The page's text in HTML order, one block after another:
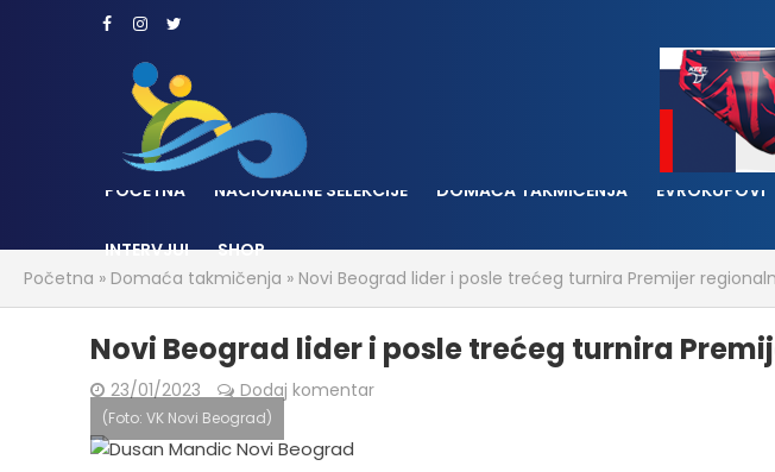
POČETNA NACIONALNE SELEKCIJE DOMAĆA TAKMIČENJA EVROKUPOVI
INTERVJUI
SHOP
Početna » Domaća takmičenja » Novi Beograd lider i posle trećeg turnira Premijer
Novi Beograd lider i posle trećeg turnira
23/01/2023 Dodaj komentar
(Foto: VK Novi Beograd)